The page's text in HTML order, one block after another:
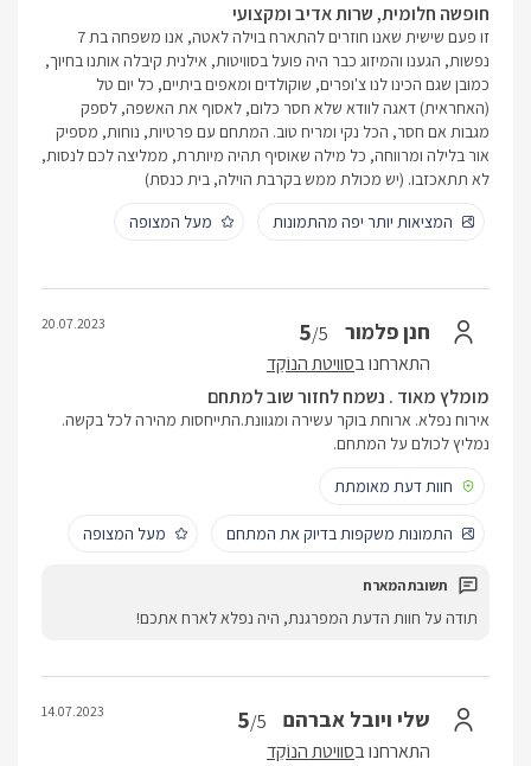
חופשה חלומית, שרות אדיב ומקצועי
זו פעם שישית שאנו חוזרים להתארח בוילה לאטה, אנו משפחה בת 7
נפשות, הגענו והמיזוג כבר היה פועל בסוויטות, אילנית קיבלה אותנו בחיוך,
כמובן שגם הכינו לנו צ'ופרים, שוקולדים ומאפים ביתיים, כל יום טל
(האחראית) דאגה לוודא שלא חסר כלום, לאסוף את האשפה, לספק
מגבות אם חסר, הכל נקי ומריח טוב. המתחם עם פרטיות, נוחות, מספיק
אור בלילה ומרווחה, כל מילה שאוסיף תהיה מיותרת, ממליצה לכם לנסות,
לא תתאכזבו. (יש מכולת ממש בקרבת הוילה, בית כנסת)
המציאות יותר יפה מהתמונות
מעל המצופה
חנן פלמור 5/5
התארחנו בסוויטת הנוֹקֵד
20.07.2023
מומלץ מאוד . נשמח לחזור שוב למתחם
אירוח נפלא. ארוחת בוקר עשירה ומגוונת.התייחסות מהירה לכל בקשה.
נמליץ לכולם על המתחם.
חוות דעת מאומתת
התמונות משקפות בדיוק את המתחם מעל המצופה
תודה על חוות הדעת המפרגנת, היה נפלא לארח אתכם!
שלי ויובל אברהם 5/5
התארחנו בסוויטת הנוֹקֵד
14.07.2023